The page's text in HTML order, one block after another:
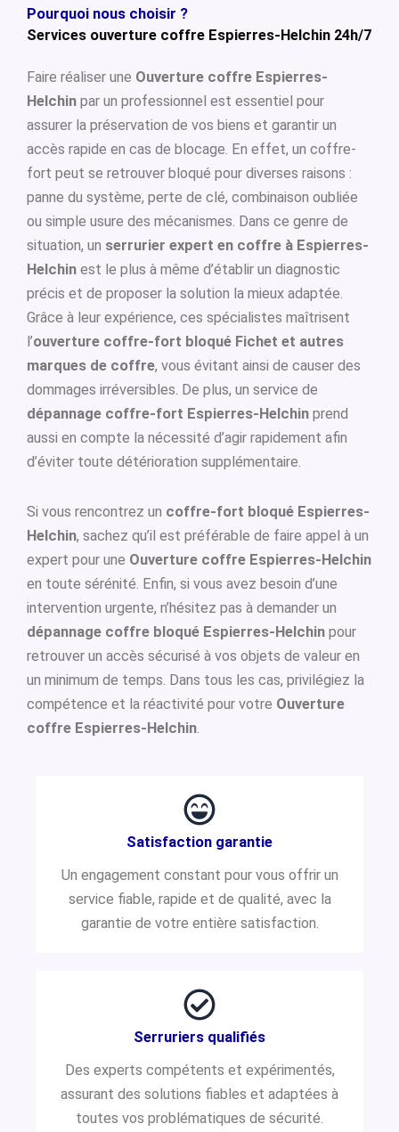
Pourquoi nous choisir ?
Services ouverture coffre Espierres-Helchin 24h/7
Faire réaliser une Ouverture coffre Espierres-
Helchin par un professionnel est essentiel pour
assurer la préservation de vos biens et garantir un
accès rapide en cas de blocage. En effet, un coffre-
fort peut se retrouver bloqué pour diverses raisons :
panne du système, perte de clé, combinaison oubliée
ou simple usure des mécanismes. Dans ce genre de
situation, un serrurier expert en coffre à Espierres-
Helchin est le plus à même d’établir un diagnostic
précis et de proposer la solution la mieux adaptée.
Grâce à leur expérience, ces spécialistes maîtrisent
l’ouverture coffre-fort bloqué Fichet et autres
marques de coffre, vous évitant ainsi de causer des
dommages irréversibles. De plus, un service de
dépannage coffre-fort Espierres-Helchin prend
aussi en compte la nécessité d’agir rapidement afin
d’éviter toute détérioration supplémentaire.
Si vous rencontrez un coffre-fort bloqué Espierres-
Helchin, sachez qu’il est préférable de faire appel à un
expert pour une Ouverture coffre Espierres-Helchin
en toute sérénité. Enfin, si vous avez besoin d’une
intervention urgente, n’hésitez pas à demander un
dépannage coffre bloqué Espierres-Helchin pour
retrouver un accès sécurisé à vos objets de valeur en
un minimum de temps. Dans tous les cas, privilégiez la
compétence et la réactivité pour votre Ouverture
coffre Espierres-Helchin.
Satisfaction garantie
Un engagement constant pour vous offrir un
service fiable, rapide et de qualité, avec la
garantie de votre entière satisfaction.
Serruriers qualifiés
Des experts compétents et expérimentés,
assurant des solutions fiables et adaptées à
toutes vos problématiques de sécurité.